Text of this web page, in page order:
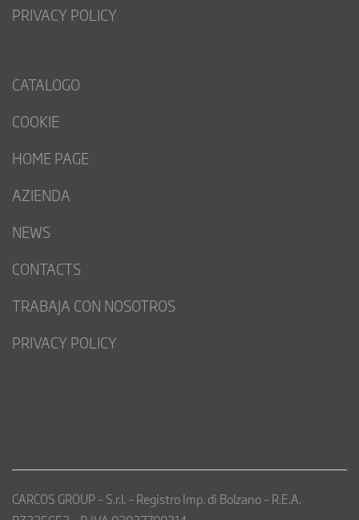
PRIVACY POLICY
CATALOGO
COOKIE
HOME PAGE
AZIENDA
NEWS
CONTACTS
TRABAJA CON NOSOTROS
PRIVACY POLICY
CARCOS GROUP – S.r.l. – Registro Imp. di Bolzano – R.E.A.